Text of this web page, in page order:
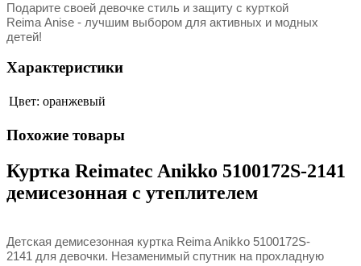
Подарите своей девочке стиль и защиту с курткой
Reima Anise - лучшим выбором для активных и модных
детей!
Характеристики
Цвет: оранжевый
Похожие товары
Куртка Reimatec Anikko 5100172S-2141
демисезонная с утеплителем
Детская демисезонная куртка Reima Anikko 5100172S-
2141 для девочки. Незаменимый спутник на прохладную